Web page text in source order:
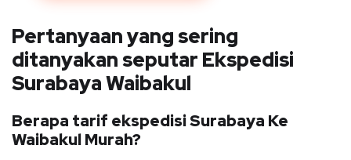
Pertanyaan yang sering
ditanyakan seputar Ekspedisi
Surabaya Waibakul
Berapa tarif ekspedisi Surabaya Ke
Waibakul Murah?